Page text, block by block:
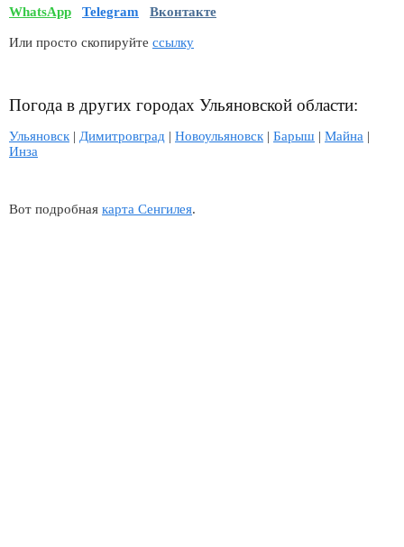
WhatsApp
Telegram Вконтакте
Или просто скопируйте ссылку
Погода в других городах Ульяновской области:
Ульяновск| Димитровград | Новоульяновск| Барыш | Майна |
Инза
Вот подробная карта Сенгилея.